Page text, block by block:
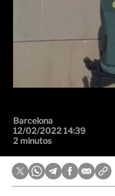
Barcelona
12/02/2022 14:39
2 minutos